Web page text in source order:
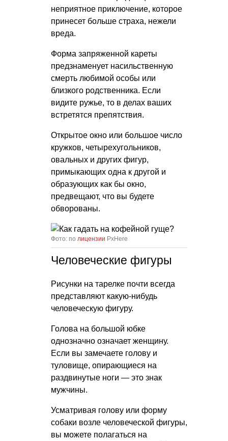
неприятное приключение, которое
принесет больше страха, нежели
вреда.
Форма запряженной кареты
предзнаменует насильственную
смерть любимой особы или
близкого родственника. Если
видите ружье, то в делах ваших
встретятся препятствия.
Открытое окно или большое число
кружков, четырехугольников,
овальных и других фигур,
примыкающих одна к другой и
образующих как бы окно,
предвещают, что вы будете
обворованы.
Фото: по лицензии PxHere
Человеческие фигуры
Рисунки на тарелке почти всегда
представляют какую-нибудь
человеческую фигуру.
Голова на большой юбке
однозначно означает женщину.
Если вы замечаете голову и
туловище, опирающиеся на
раздвинутые ноги — это знак
мужчины.
Усматривая голову или форму
собаки возле человеческой фигуры,
вы можете полагаться на